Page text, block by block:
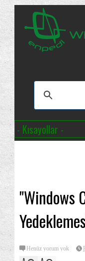
"Windows
Henüz yorum yok